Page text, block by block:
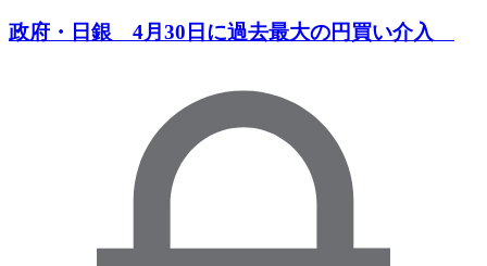
政府・日銀 4月30日に過去最大の円買い介入